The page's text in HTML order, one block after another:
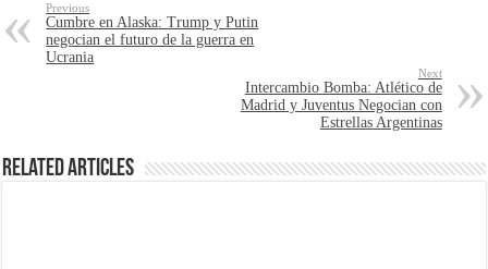
Previous
Cumbre en Alaska: Trump y Putin
negocian el futuro de la guerra en
Ucrania
Next
Intercambio Bomba: Atlético de
Madrid y Juventus Negocian con
Estrellas Argentinas
Related Articles